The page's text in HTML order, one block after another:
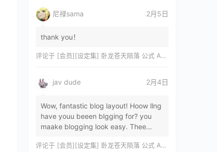
尼禄sama 2月5日
thank you！
评论于 [会员][设定集] 卧龙苍天陨落 公式 ARTWORKS[DL]
jav dude 2月4日
Wow, fantastic blog layout! Hoow llng
have youu beeen blgging for? you
maake blogging look easy. Thee
magnificent, let…
评论于 [会员][设定集] 卧龙苍天陨落 公式 ARTWORKS[DL]